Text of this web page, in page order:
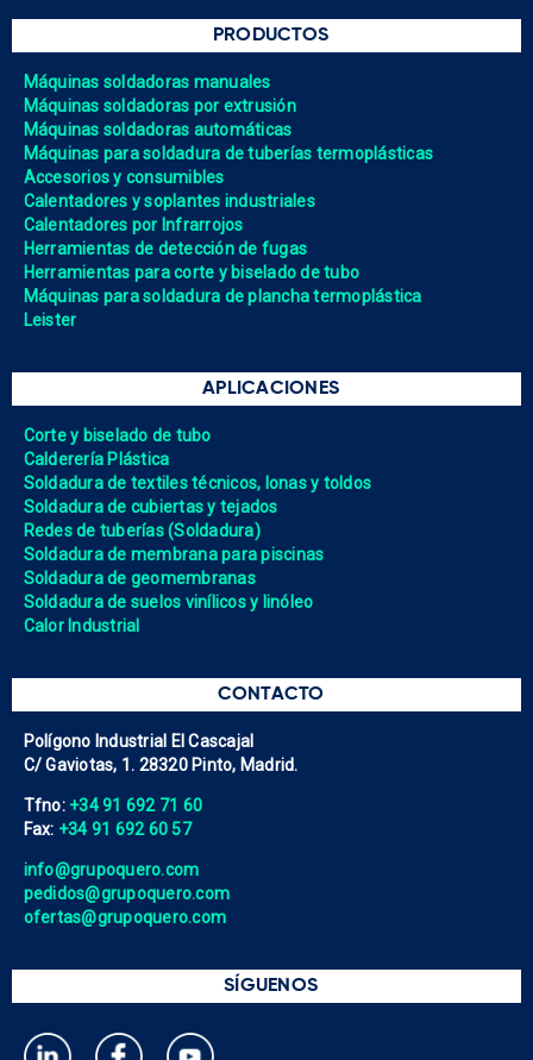
PRODUCTOS
Máquinas soldadoras manuales
Máquinas soldadoras por extrusión
Máquinas soldadoras automáticas
Máquinas para soldadura de tuberías termoplásticas
Accesorios y consumibles
Calentadores y soplantes industriales
Calentadores por Infrarrojos
Herramientas de detección de fugas
Herramientas para corte y biselado de tubo
Máquinas para soldadura de plancha termoplástica
Leister
APLICACIONES
Corte y biselado de tubo
Calderería Plástica
Soldadura de textiles técnicos, lonas y toldos
Soldadura de cubiertas y tejados
Redes de tuberías (Soldadura)
Soldadura de membrana para piscinas
Soldadura de geomembranas
Soldadura de suelos vinílicos y linóleo
Calor Industrial
CONTACTO
Polígono Industrial El Cascajal
C/ Gaviotas, 1. 28320 Pinto, Madrid.
Tfno: +34 91 692 71 60
Fax: +34 91 692 60 57
info@grupoquero.com
pedidos@grupoquero.com
ofertas@grupoquero.com
SÍGUENOS